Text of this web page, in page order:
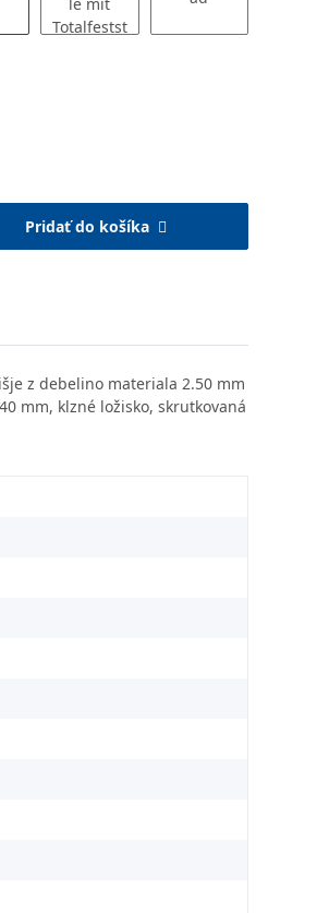
Pridať do košíka
z debelino materiala 2.50 mm
mm, klzné ložisko, skrutkovaná